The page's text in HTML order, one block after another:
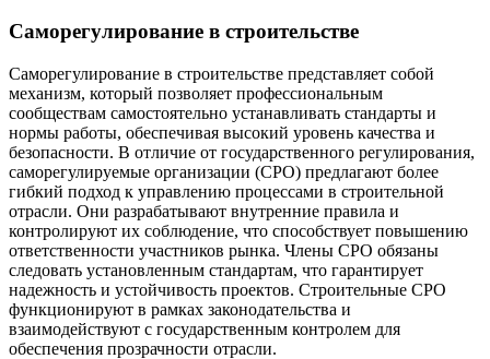
Саморегулирование в строительстве
Саморегулирование в строительстве представляет собой
механизм, который позволяет профессиональным
сообществам самостоятельно устанавливать стандарты и
нормы работы, обеспечивая высокий уровень качества и
безопасности. В отличие от государственного регулирования,
саморегулируемые организации (СРО) предлагают более
гибкий подход к управлению процессами в строительной
отрасли. Они разрабатывают внутренние правила и
контролируют их соблюдение, что способствует повышению
ответственности участников рынка. Члены СРО обязаны
следовать установленным стандартам, что гарантирует
надежность и устойчивость проектов. Строительные СРО
функционируют в рамках законодательства и
взаимодействуют с государственным контролем для
обеспечения прозрачности отрасли.